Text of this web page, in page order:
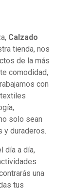
Calzado
tienda, nos
de la más
comodidad,
con
solo sean
y duraderos.
día a día,
una
tus